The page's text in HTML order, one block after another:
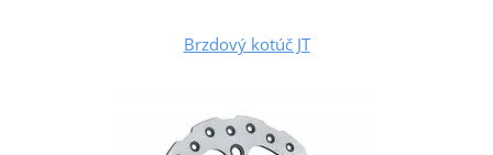
Brzdový kotúč JT